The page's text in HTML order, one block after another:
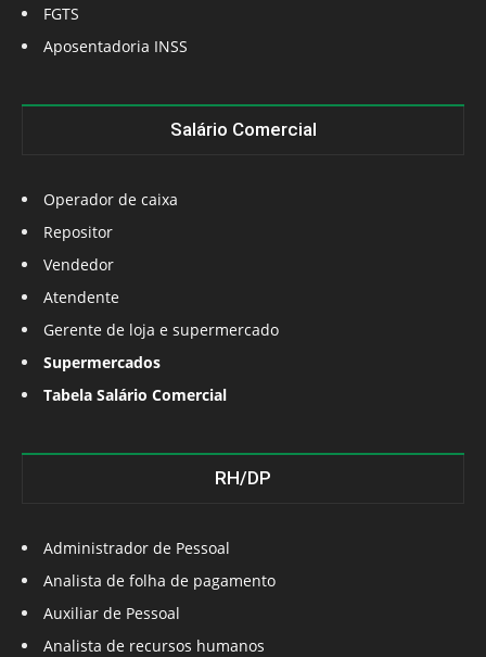
FGTS
Aposentadoria INSS
Salário Comercial
Operador de caixa
Repositor
Vendedor
Atendente
Gerente de loja e supermercado
Supermercados
Tabela Salário Comercial
RH/DP
Administrador de Pessoal
Analista de folha de pagamento
Auxiliar de Pessoal
Analista de recursos humanos